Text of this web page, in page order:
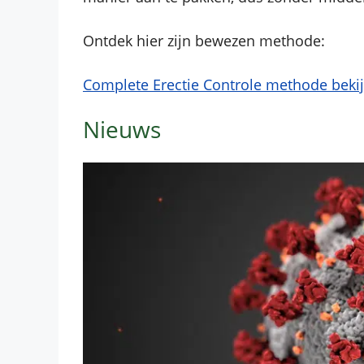
Ontdek hier zijn bewezen methode:
Complete Erectie Controle methode
Nieuws